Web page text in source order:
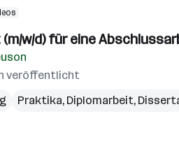
w/d) für eine
veröffentlicht
Praktika, Diplomarbeit,